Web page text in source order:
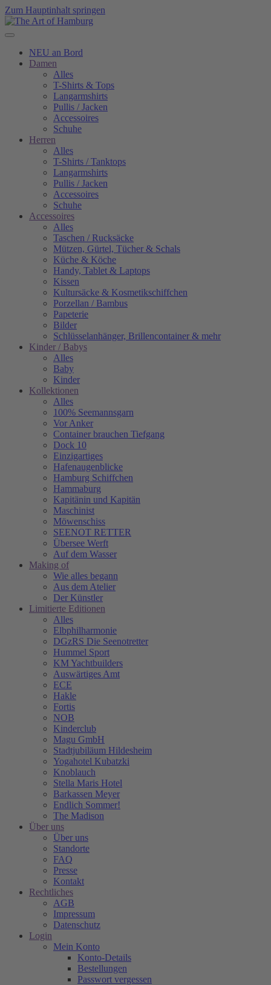
Zum Hauptinhalt springen
NEU an Bord
Damen
Alles
T-Shirts & Tops
Langarmshirts
Pullis / Jacken
Accessoires
Schuhe
Herren
Alles
T-Shirts / Tanktops
Langarmshirts
Pullis / Jacken
Accessoires
Schuhe
Accessoires
Alles
Taschen / Rucksäcke
Mützen, Gürtel, Tücher & Schals
Küche & Köche
Handy, Tablet & Laptops
Kissen
Kultursäcke & Kosmetikschiffchen
Porzellan / Bambus
Papeterie
Bilder
Schlüsselanhänger, Brillencontainer & mehr
Kinder / Babys
Alles
Baby
Kinder
Kollektionen
Alles
100% Seemannsgarn
Vor Anker
Container brauchen Tiefgang
Dock 10
Einzigartiges
Hafenaugen­blicke
Hamburg Schiffchen
Hammaburg
Kapitänin und Kapitän
Maschinist
Möwenschiss
SEENOT RETTER
Übersee Werft
Auf dem Wasser
Making of
Wie alles begann
Aus dem Atelier
Der Künstler
Limitierte Editionen
Alles
Elbphilharmonie
DGzRS Die Seenotretter
Hummel Sport
KM Yachtbuilders
Auswärtiges Amt
ECE
Hakle
Fortis
NOB
Kinderclub
Magu GmbH
Stadtjubiläum Hildesheim
Yogahotel Kubatzki
Knoblauch
Stella Maris Hotel
Barkassen Meyer
Endlich Sommer!
The Madison
Über uns
Über uns
Standorte
FAQ
Presse
Kontakt
Rechtliches
AGB
Impressum
Datenschutz
Login
Mein Konto
Konto-Details
Bestellungen
Passwort vergessen